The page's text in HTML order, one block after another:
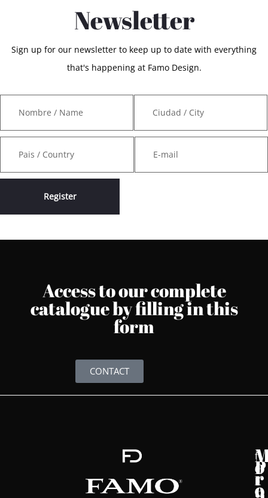
Newsletter
Sign up for our newsletter to keep up to date with everything
that's happening at Famo Design.
Access to our complete
catalogue by filling in this
form
CONTACT
P
r
o
o
r
e
f
a
b
i